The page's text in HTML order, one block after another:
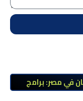
في مصر: برامج